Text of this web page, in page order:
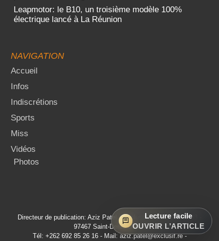
Leapmotor: le B10, un troisième modèle 100%
électrique lancé à La Réunion
NAVIGATION
Accueil
Infos
Indiscrétions
Sports
Miss
Vidéos
Photos
Directeur de publication: Aziz Patel - Exclusif Réunion - BP 383 -
97467 Saint-Denis Cedex
Tél: +262 692 85 26 16 - Mail: aziz.patel@exclusif.re -
Lecture facile
OUVRIR L’ARTICLE